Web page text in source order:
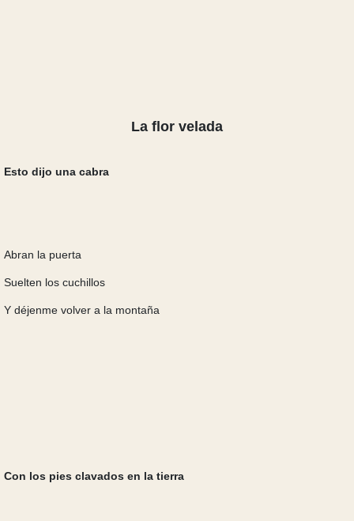
La flor velada
Esto dijo una cabra
Abran la puerta
Suelten los cuchillos
Y déjenme volver a la montaña
Con los pies clavados en la tierra